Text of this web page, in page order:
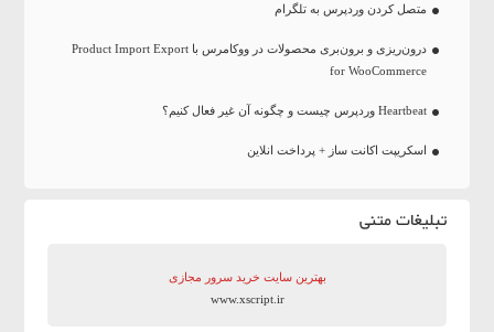
متصل کردن وردپرس به تلگرام
درون‌ریزی و برون‌بری محصولات در ووکامرس با Product Import Export
for WooCommerce
Heartbeat وردپرس چیست و چگونه آن غیر فعال کنیم؟
اسکریپت اکانت ساز + پرداخت انلاین
تبلیغات متنی
بهترین سایت‌ خرید سرور مجازی
www.xscript.ir